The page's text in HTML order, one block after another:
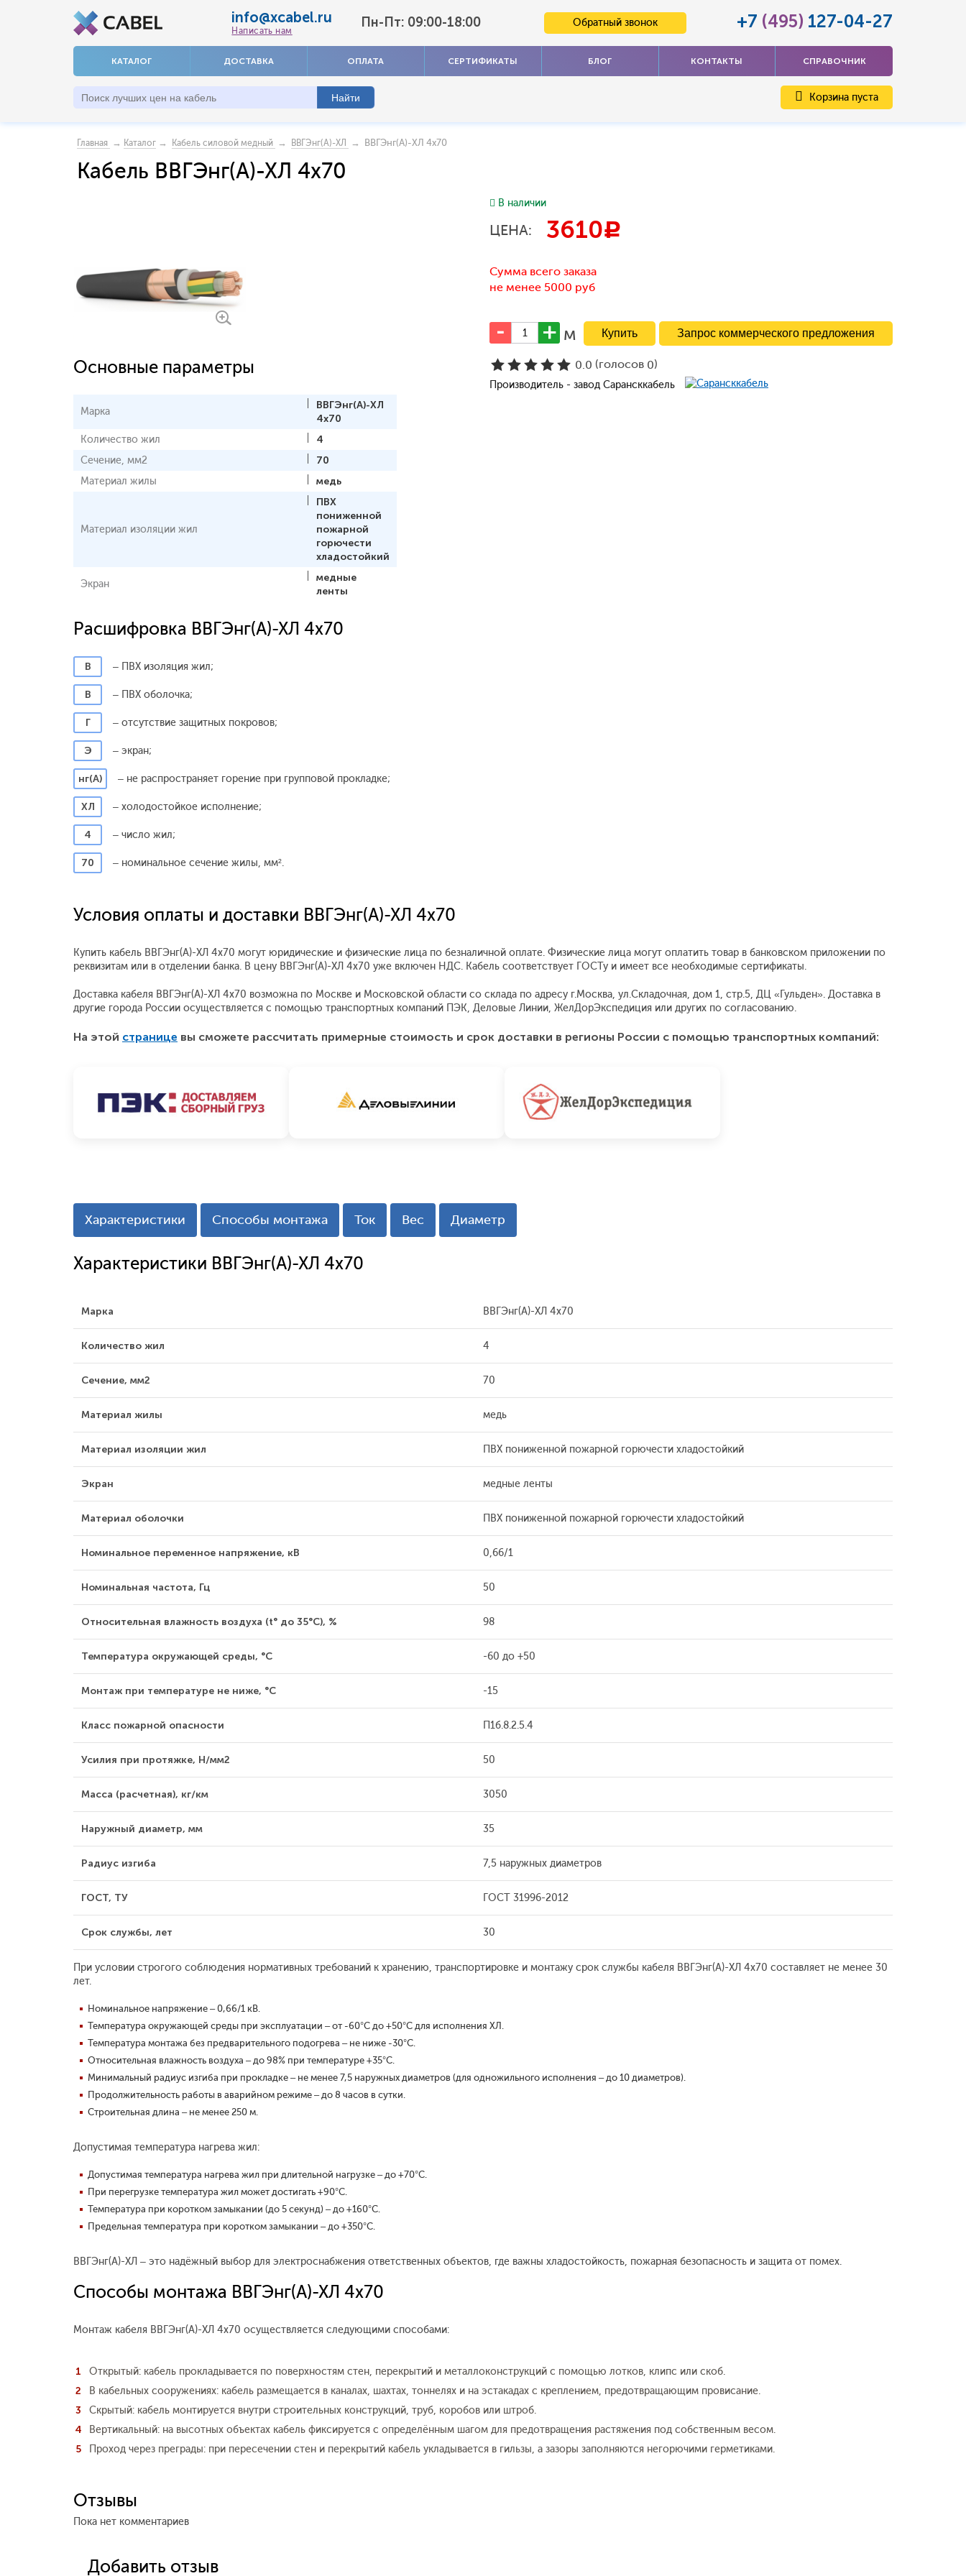
info@xcabel.ru
Написать нам
Пн-Пт: 09:00-18:00 Обратный звонок +7 (495) 127-04-27
КАТАЛОГ ДОСТАВКА ОПЛАТА СЕРТИФИКАТЫ БЛОГ КОНТАКТЫ СПРАВОЧНИК
Корзина пуста
Главная → Каталог → Кабель силовой медный → ВВГЭнг(А)-ХЛ → ВВГЭнг(А)-ХЛ 4x70
Кабель ВВГЭнг(А)-ХЛ 4x70
Основные параметры
Марка
ВВГЭнг(А)-ХЛ
4x70
Количество жил
4
Сечение, мм2
70
Материал жилы
медь
Материал изоляции жил
ПВХ
пониженной
пожарной
горючести
хладостойкий
Экран
медные
ленты
Расшифровка ВВГЭнг(А)-ХЛ 4x70
В – ПВХ изоляция жил;
В – ПВХ оболочка;
Г – отсутствие защитных покровов;
Э – экран;
нг(А) – не распространяет горение при групповой прокладке;
ХЛ – холодостойкое исполнение;
4 – число жил;
70 – номинальное сечение жилы, мм².
В наличии
ЦЕНА: 3610c
Сумма всего заказа
не менее 5000 руб
м Запрос коммерческого предложения
0.0 (голосов 0)
Производитель - завод Сарансккабель
Условия оплаты и доставки ВВГЭнг(А)-ХЛ 4x70
Купить кабель ВВГЭнг(А)-ХЛ 4x70 могут юридические и физические лица по безналичной оплате. Физические лица могут оплатить товар в банковском приложении по
реквизитам или в отделении банка. В цену ВВГЭнг(А)-ХЛ 4x70 уже включен НДС. Кабель соответствует ГОСТу и имеет все необходимые сертификаты.
Доставка кабеля ВВГЭнг(А)-ХЛ 4x70 возможна по Москве и Московской области со склада по адресу г.Москва, ул.Складочная, дом 1, стр.5, ДЦ «Гульден». Доставка в
другие города России осуществляется с помощью транспортных компаний ПЭК, Деловые Линии, ЖелДорЭкспедиция или других по согласованию.
На этой странице вы сможете рассчитать примерные стоимость и срок доставки в регионы России с помощью транспортных компаний:
Характеристики Способы монтажа Ток Вес Диаметр
Характеристики ВВГЭнг(А)-ХЛ 4x70
Марка ВВГЭнг(А)-ХЛ 4x70
Количество жил 4
Сечение, мм2 70
Материал жилы медь
Материал изоляции жил ПВХ пониженной пожарной горючести хладостойкий
Экран медные ленты
Материал оболочки ПВХ пониженной пожарной горючести хладостойкий
Номинальное переменное напряжение, кВ 0,66/1
Номинальная частота, Гц 50
Относительная влажность воздуха (t° до 35°С), % 98
Температура окружающей среды, °С -60 до +50
Монтаж при температуре не ниже, °С -15
Класс пожарной опасности П1б.8.2.5.4
Усилия при протяжке, Н/мм2 50
Масса (расчетная), кг/км 3050
Наружный диаметр, мм 35
Радиус изгиба 7,5 наружных диаметров
ГОСТ, ТУ ГОСТ 31996-2012
Срок службы, лет 30
При условии строгого соблюдения нормативных требований к хранению, транспортировке и монтажу срок службы кабеля ВВГЭнг(А)-ХЛ 4x70 составляет не менее 30
лет.
Номинальное напряжение – 0,66/1 кВ.
Температура окружающей среды при эксплуатации – от -60°С до +50°С для исполнения ХЛ.
Температура монтажа без предварительного подогрева – не ниже -30°С.
Относительная влажность воздуха – до 98% при температуре +35°С.
Минимальный радиус изгиба при прокладке – не менее 7,5 наружных диаметров (для одножильного исполнения – до 10 диаметров).
Продолжительность работы в аварийном режиме – до 8 часов в сутки.
Строительная длина – не менее 250 м.
Допустимая температура нагрева жил:
Допустимая температура нагрева жил при длительной нагрузке – до +70°С.
При перегрузке температура жил может достигать +90°С.
Температура при коротком замыкании (до 5 секунд) – до +160°С.
Предельная температура при коротком замыкании – до +350°С.
ВВГЭнг(А)-ХЛ – это надёжный выбор для электроснабжения ответственных объектов, где важны хладостойкость, пожарная безопасность и защита от помех.
Способы монтажа ВВГЭнг(А)-ХЛ 4x70
Монтаж кабеля ВВГЭнг(А)-ХЛ 4x70 осуществляется следующими способами:
Открытый: кабель прокладывается по поверхностям стен, перекрытий и металлоконструкций с помощью лотков, клипс или скоб.
В кабельных сооружениях: кабель размещается в каналах, шахтах, тоннелях и на эстакадах с креплением, предотвращающим провисание.
Скрытый: кабель монтируется внутри строительных конструкций, труб, коробов или штроб.
Вертикальный: на высотных объектах кабель фиксируется с определённым шагом для предотвращения растяжения под собственным весом.
Проход через преграды: при пересечении стен и перекрытий кабель укладывается в гильзы, а зазоры заполняются негорючими герметиками.
Отзывы
Пока нет комментариев
Добавить отзыв